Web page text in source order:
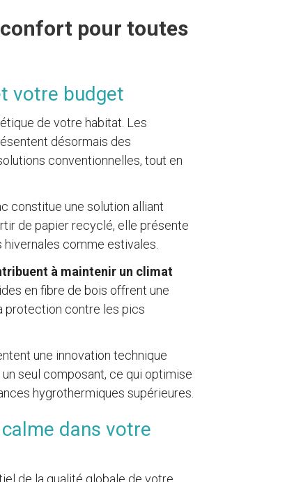
pour toutes
votre budget
de votre habitat. Les
désormais des
conventionnelles, tout en
constitue une solution alliant
de papier recyclé, elle présente
comme estivales.
à maintenir un climat
en fibre de bois offrent une
protection contre les pics
une innovation technique
seul composant, ce qui optimise
hygrothermiques supérieures.
dans votre
de la qualité globale de votre